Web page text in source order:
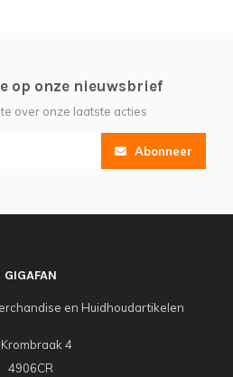
op onze nieuwsbrief
over onze laatste acties
Abonneer
GIGAFAN
en Huidhoudartikelen
Krombraak 4
4906CR